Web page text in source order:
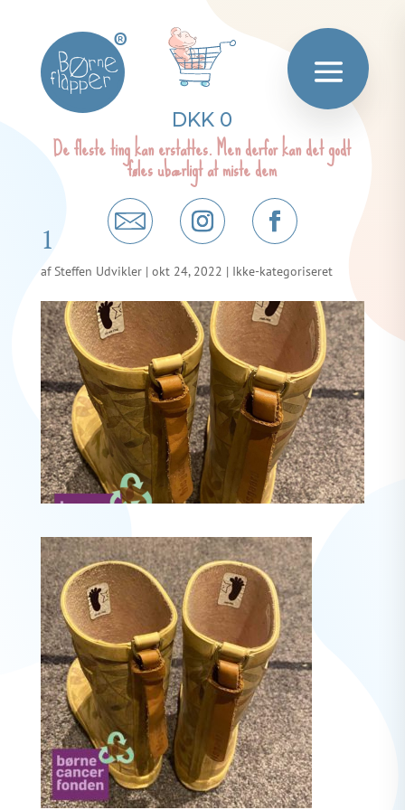
®
DKK 0
De fleste ting kan erstattes. Men derfor kan det godt
føles ubærligt at miste dem
1
afSteffen Udvikler| okt 24, 2022 | Ikke-kategoriseret